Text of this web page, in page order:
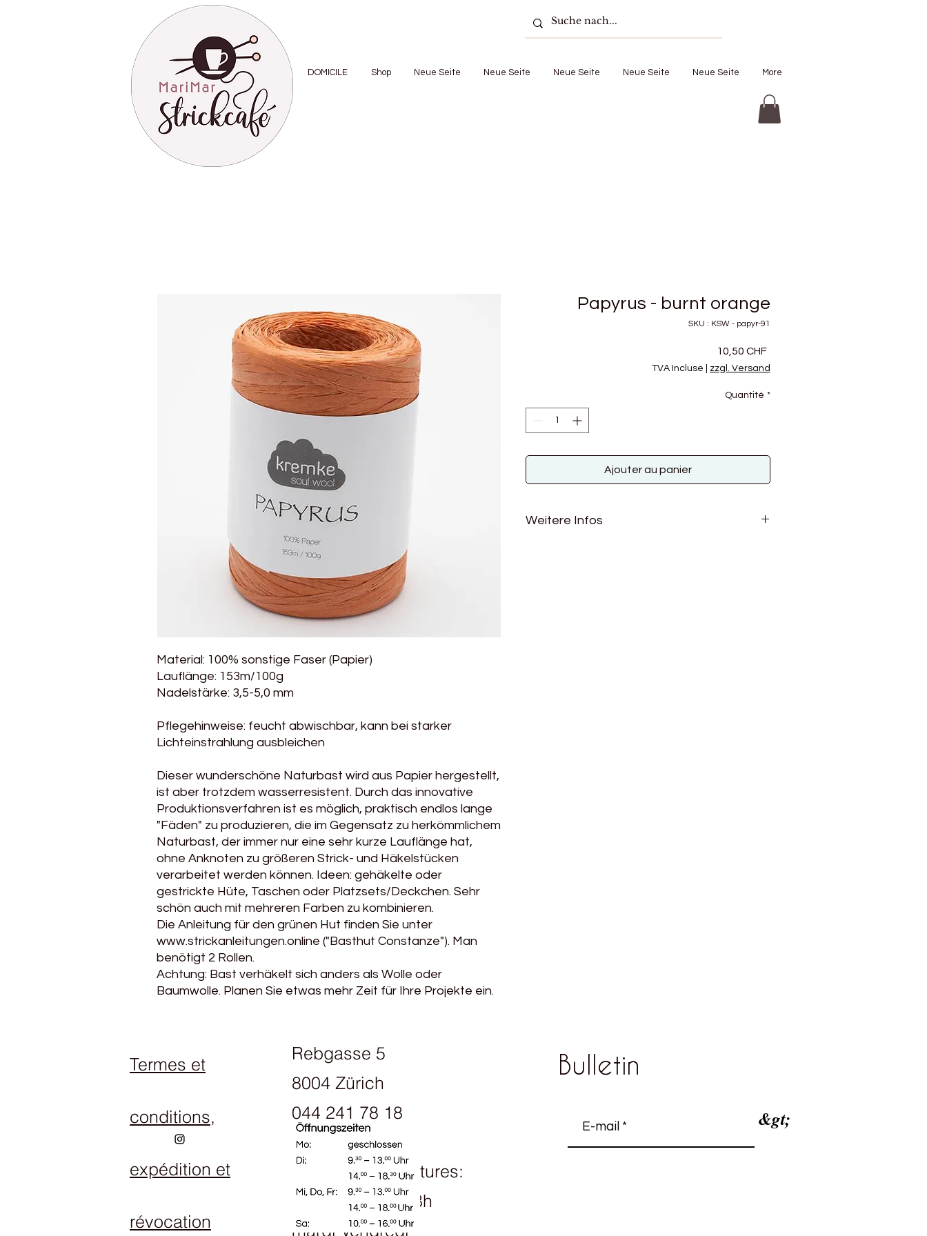
DOMICILE Shop Neue Seite Neue Seite Neue Seite Neue Seite Neue Seite More
Material: 100% sonstige Faser (Papier)
Lauflänge: 153m/100g
Nadelstärke: 3,5-5,0 mm
Pflegehinweise: feucht abwischbar, kann bei starker
Lichteinstrahlung ausbleichen
Dieser wunderschöne Naturbast wird aus Papier hergestellt,
ist aber trotzdem wasserresistent. Durch das innovative
Produktionsverfahren ist es möglich, praktisch endlos lange
"Fäden" zu produzieren, die im Gegensatz zu herkömmlichem
Naturbast, der immer nur eine sehr kurze Lauflänge hat,
ohne Anknoten zu größeren Strick- und Häkelstücken
verarbeitet werden können. Ideen: gehäkelte oder
gestrickte Hüte, Taschen oder Platzsets/Deckchen. Sehr
schön auch mit mehreren Farben zu kombinieren.
Die Anleitung für den grünen Hut finden Sie unter
www.strickanleitungen.online ("Basthut Constanze"). Man
benötigt 2 Rollen.
Achtung: Bast verhäkelt sich anders als Wolle oder
Baumwolle. Planen Sie etwas mehr Zeit für Ihre Projekte ein.
Papyrus - burnt orange
SKU : KSW - papyr-91
10,50 CHFPrix
TVA Incluse zzgl. Versand
Quantité *
Ajouter au panier
Weitere Infos
Termes et
conditions,
expédition et
révocation
Rebgasse 5
8004 Zürich
044 241 78 18
Horaires d'ouvertures:
Lundi 13h30 - 18h
mardi Vendredi
Bulletin
&gt;